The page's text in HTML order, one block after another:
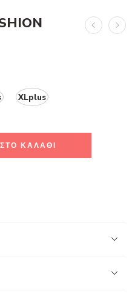
XLplus
ΚΑΛΆΘΙ